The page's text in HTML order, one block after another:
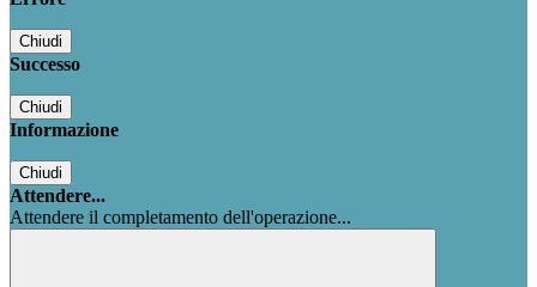
Chiudi
Successo
Chiudi
Informazione
Chiudi
Attendere...
Attendere il completamento dell'operazione...